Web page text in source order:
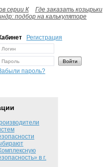
серии К
Где заказать козырьки
подбор на калькуляторе
Регистрация
пароль?
в г.